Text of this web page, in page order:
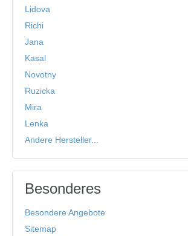
Lidova
Richi
Jana
Kasal
Novotny
Ruzicka
Mira
Lenka
Andere Hersteller...
Besonderes
Besondere Angebote
Sitemap